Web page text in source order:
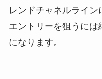
レンドチャネルライン
エントリーを狙うには
になります。